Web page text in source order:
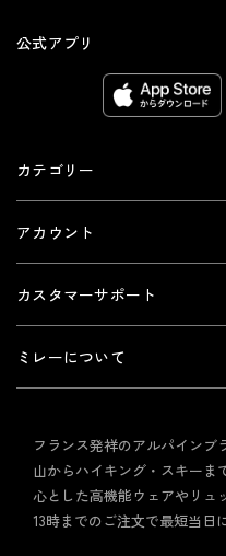
公式アプリ
カテゴリー
アカウント
カスタマーサポート
ミレーについて
フランス発祥のアルパイン
山からハイキング・スキーま
心とした高機能ウェアやリュ
13時までのご注文で最短当日